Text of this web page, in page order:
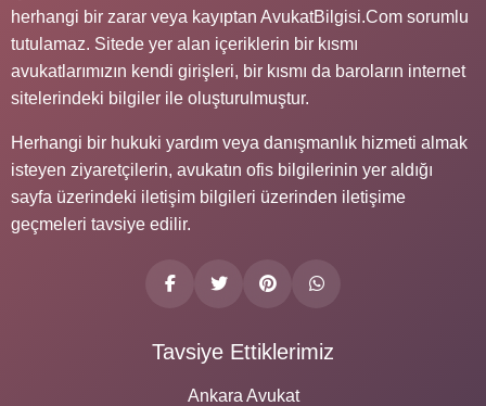
herhangi bir zarar veya kayıptan AvukatBilgisi.Com sorumlu
tutulamaz. Sitede yer alan içeriklerin bir kısmı
avukatlarımızın kendi girişleri, bir kısmı da baroların internet
sitelerindeki bilgiler ile oluşturulmuştur.
Herhangi bir hukuki yardım veya danışmanlık hizmeti almak
isteyen ziyaretçilerin, avukatın ofis bilgilerinin yer aldığı
sayfa üzerindeki iletişim bilgileri üzerinden iletişime
geçmeleri tavsiye edilir.
Tavsiye Ettiklerimiz
Ankara Avukat